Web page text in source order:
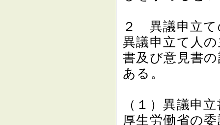
２ 異議申立て
異議申立て人
書及び意見書
ある。
（１）異議申
厚生労働省の